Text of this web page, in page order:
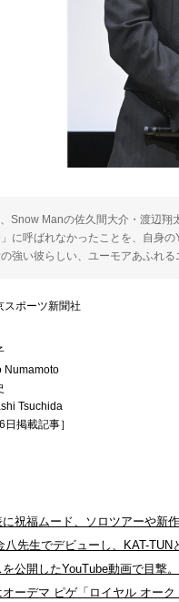
Snow Manの佐久間大介・渡辺翔
」に呼ばれなかったことを、自身
強い彼らしい、ユーモアあふれる
スポーツ新聞社
Numamoto
Tsuchida
日掲載記事］
祝福ムード、ソロツアーや新
八先生でデビューし、KAT-TUN
を公開したYouTube動画で目撃
ーデマ ピゲ「ロイヤル オー